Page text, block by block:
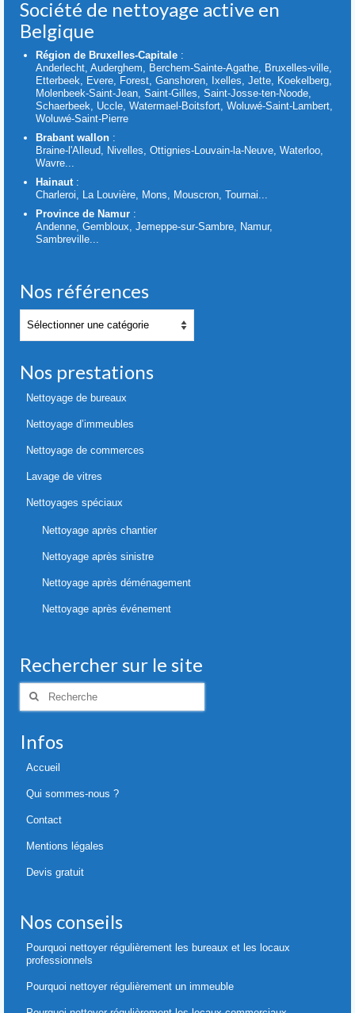
Société de nettoyage active en
Belgique
Région de Bruxelles-Capitale :
Anderlecht, Auderghem, Berchem-Sainte-Agathe, Bruxelles-ville,
Etterbeek, Evere, Forest, Ganshoren, Ixelles, Jette, Koekelberg,
Molenbeek-Saint-Jean, Saint-Gilles, Saint-Josse-ten-Noode,
Schaerbeek, Uccle, Watermael-Boitsfort, Woluwé-Saint-Lambert,
Woluwé-Saint-Pierre
Brabant wallon :
Braine-l'Alleud, Nivelles, Ottignies-Louvain-la-Neuve, Waterloo,
Wavre...
Hainaut :
Charleroi, La Louvière, Mons, Mouscron, Tournai...
Province de Namur :
Andenne, Gembloux, Jemeppe-sur-Sambre, Namur,
Sambreville...
Nos références
Nos
références
Nos prestations
Nettoyage de bureaux
Nettoyage d’immeubles
Nettoyage de commerces
Lavage de vitres
Nettoyages spéciaux
Nettoyage après chantier
Nettoyage après sinistre
Nettoyage après déménagement
Nettoyage après événement
Rechercher sur le site
Rechercher
Infos
Accueil
Qui sommes-nous ?
Contact
Mentions légales
Devis gratuit
Nos conseils
Pourquoi nettoyer régulièrement les bureaux et les locaux
professionnels
Pourquoi nettoyer régulièrement un immeuble